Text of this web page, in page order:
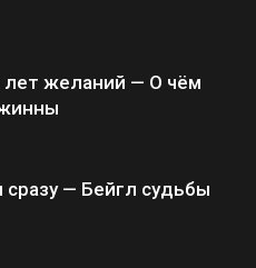
лет желаний — О чём
сразу — Бейгл судьбы